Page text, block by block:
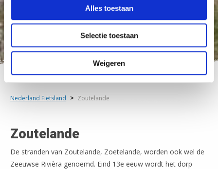
Alles toestaan
Selectie toestaan
Weigeren
Nederland Fietsland > Zoutelande
Zoutelande
De stranden van Zoutelande, Zoetelande, worden ook wel de
Zeeuwse Rivièra genoemd. Eind 13e eeuw wordt het dorp